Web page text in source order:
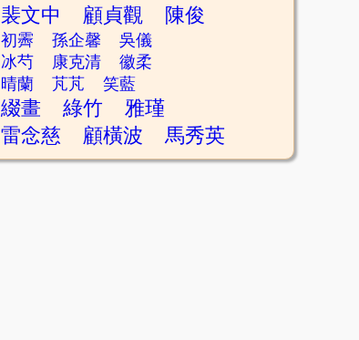
裴文中
顧貞觀 陳俊
初霽 孫企馨
吳儀
冰芍
康克清
徽柔
晴蘭
芃芃 笑藍
綴畫 綠竹
雅瑾
雷念慈
顧橫波 馬秀英